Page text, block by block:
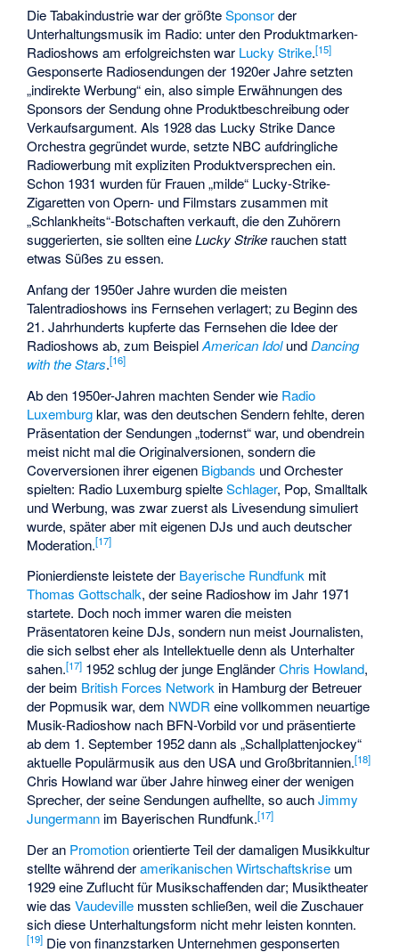
Die Tabakindustrie war der größteSponsorder
Unterhaltungsmusik im Radio: unter den Produktmarken-
Radioshows am erfolgreichsten war Lucky Strike.[15]
Gesponserte Radiosendungen der 1920er Jahre setzten
„indirekte Werbung“ ein, also simple Erwähnungen des
Sponsors der Sendung ohne Produktbeschreibung oder
Verkaufsargument. Als 1928 das Lucky Strike Dance
Orchestra gegründet wurde, setzte NBC aufdringliche
Radiowerbung mit expliziten Produktversprechen ein.
Schon 1931 wurden für Frauen „milde“ Lucky-Strike-
Zigaretten von Opern- und Filmstars zusammen mit
„Schlankheits“-Botschaften verkauft, die den Zuhörern
suggerierten, sie sollten eineLucky Strike rauchen statt
etwas Süßes zu essen.
Anfang der 1950er Jahre wurden die meisten
Talentradioshows ins Fernsehen verlagert; zu Beginn des
21. Jahrhunderts kupferte das Fernsehen die Idee der
Radioshows ab, zum BeispielAmerican IdolundDancing
with the Stars.[16]
Ab den 1950er-Jahren machten Sender wie Radio
Luxemburgklar, was den deutschen Sendern fehlte, deren
Präsentation der Sendungen „todernst“ war, und obendrein
meist nicht mal die Originalversionen, sondern die
Coverversionen ihrer eigenen Bigbands und Orchester
spielten: Radio Luxemburg spielteSchlager, Pop, Smalltalk
und Werbung, was zwar zuerst als Livesendung simuliert
wurde, später aber mit eigenen DJs und auch deutscher
Moderation.[17]
Pionierdienste leistete der Bayerische Rundfunk mit
Thomas Gottschalk, der seine Radioshow im Jahr 1971
startete. Doch noch immer waren die meisten
Präsentatoren keine DJs, sondern nun meist Journalisten,
die sich selbst eher als Intellektuelle denn als Unterhalter
sahen.[17] 1952 schlug der junge EngländerChris Howland,
der beim British Forces Network in Hamburg der Betreuer
der Popmusik war, dem NWDReine vollkommen neuartige
Musik-Radioshow nach BFN-Vorbild vor und präsentierte
ab dem 1. September 1952 dann als „Schallplattenjockey“
aktuelle Populärmusik aus den USA und Großbritannien.[18]
Chris Howland war über Jahre hinweg einer der wenigen
Sprecher, der seine Sendungen aufhellte, so auchJimmy
Jungermann im Bayerischen Rundfunk.[17]
Der an Promotionorientierte Teil der damaligen Musikkultur
stellte während deramerikanischen Wirtschaftskrise um
1929 eine Zuflucht für Musikschaffenden dar; Musiktheater
wie dasVaudeville mussten schließen, weil die Zuschauer
sich diese Unterhaltungsform nicht mehr leisten konnten.
[19] Die von finanzstarken Unternehmen gesponserten